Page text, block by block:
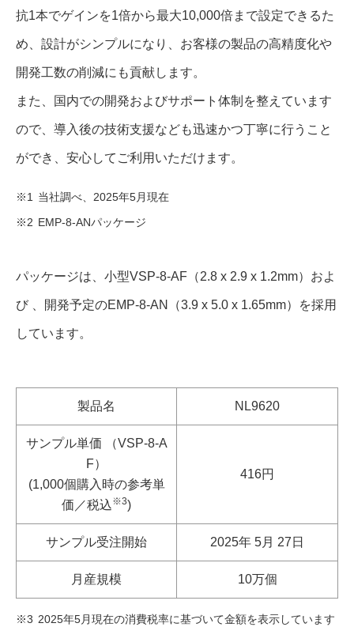
抗1本でゲインを1倍から最大10,000倍まで設定できるた
め、設計がシンプルになり、お客様の製品の高精度化や
開発工数の削減にも貢献します。
また、国内での開発およびサポート体制を整えています
ので、導入後の技術支援なども迅速かつ丁寧に行うこと
ができ、安心してご利用いただけます。
※1 当社調べ、2025年5月現在
※2 EMP-8-ANパッケージ
パッケージは、小型VSP-8-AF（2.8 x 2.9 x 1.2mm）およ
び 、開発予定のEMP-8-AN（3.9 x 5.0 x 1.65mm）を採用
しています。
製品名 NL9620
サンプル単価 （VSP-8-A
F）
(1,000個購入時の参考単
価／税込※3)
416円
サンプル受注開始 2025年 5月 27日
月産規模 10万個
※3 2025年5月現在の消費税率に基づいて金額を表示しています